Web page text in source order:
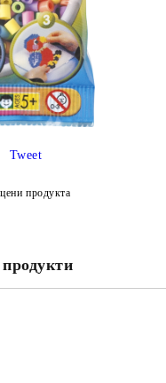
Tweet
продукта